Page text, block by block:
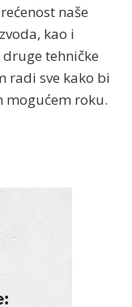
naše
kao i
tehničke
radi sve kako bi
mogućem roku.